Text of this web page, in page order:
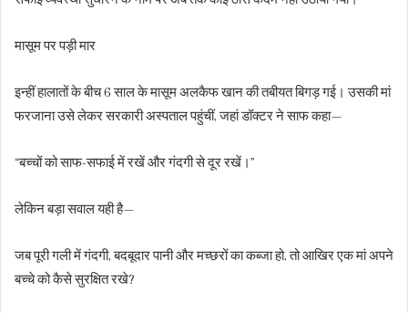
मासूम पर पड़ी मार
इन्हीं हालातों के बीच 6 साल के मासूम अलकैफ खान की तबीयत बिगड़ गई। उसकी मां
फरजाना उसे लेकर सरकारी अस्पताल पहुंचीं, जहां डॉक्टर ने साफ कहा—
“बच्चों को साफ-सफाई में रखें और गंदगी से दूर रखें।”
लेकिन बड़ा सवाल यही है—
जब पूरी गली में गंदगी, बदबूदार पानी और मच्छरों का कब्जा हो, तो आखिर एक मां अपने
बच्चे को कैसे सुरक्षित रखे?